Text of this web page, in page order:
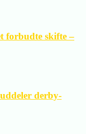
forbudte skifte –
derby-